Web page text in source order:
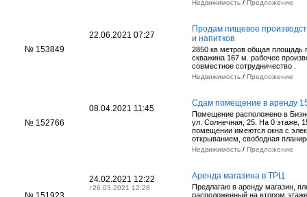
Недвижимость / Предложение
№ 153849
22.06.2021 07:27
Продам пищевое
и напитков
2850 кв метров общая площадь
скважина 167 м. рабочее
совместное сотрудничество .
Недвижимость / Предложение
№ 152766
08.04.2021 11:45
Сдам помещение в аренду
Помещение расположено в
ул. Солнечная, 25. На 0 этаже,
помещении имеются окна с
открыванием, свободная
Недвижимость / Предложение
24.02.2021 12:22
↑26.03.2021 12:28
Аренда магазина в ТРЦ
Предлагаю в аренду магазин,
расположенный на втором